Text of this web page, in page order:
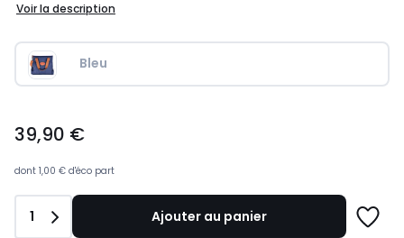
Voir la description
Bleu
€.
39,90 €
dont 1,00 € d'éco part
Quantité
1 Ajouter au panier